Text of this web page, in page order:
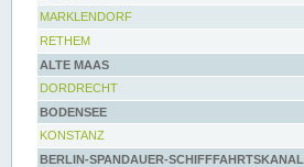
MARKLENDORF
RETHEM
ALTE MAAS
DORDRECHT
BODENSEE
KONSTANZ
BERLIN-SPANDAUER-SCHIFFFAHRTSKANAL